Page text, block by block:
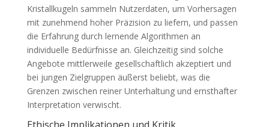
Kristallkugeln sammeln Nutzerdaten, um Vorhersagen
mit zunehmend hoher Präzision zu liefern, und passen
die Erfahrung durch lernende Algorithmen an
individuelle Bedürfnisse an. Gleichzeitig sind solche
Angebote mittlerweile gesellschaftlich akzeptiert und
bei jungen Zielgruppen äußerst beliebt, was die
Grenzen zwischen reiner Unterhaltung und ernsthafter
Interpretation verwischt.